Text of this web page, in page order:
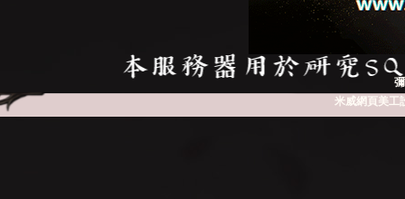
米威網頁美工